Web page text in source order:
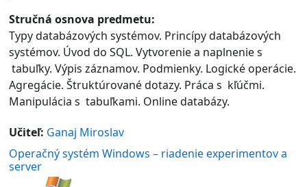
Stručná osnova predmetu:
Typy databázových systémov. Princípy databázových
systémov. Úvod do SQL. Vytvorenie a naplnenie s
tabuľky. Výpis záznamov. Podmienky. Logické operácie.
Agregácie. Štruktúrované dotazy. Práca s kľúčmi.
Manipulácia s tabuľkami. Online databázy.
Učiteľ: Ganaj Miroslav
Operačný systém Windows – riadenie experimentov a
server